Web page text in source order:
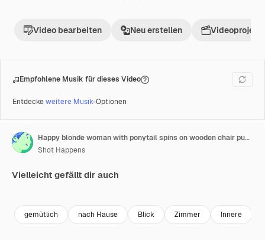
Video bearbeiten Neu erstellen Videoprojekt
Empfohlene Musik für dieses Video
Entdeckeweitere Musik-Optionen
Happy blonde woman with ponytail spins on wooden chair putting hands up with joy against mirror in contemporary fitting room at home slow motion
Shot Happens
Vielleicht gefällt dir auch
gemütlich nach Hause Blick Zimmer Innere